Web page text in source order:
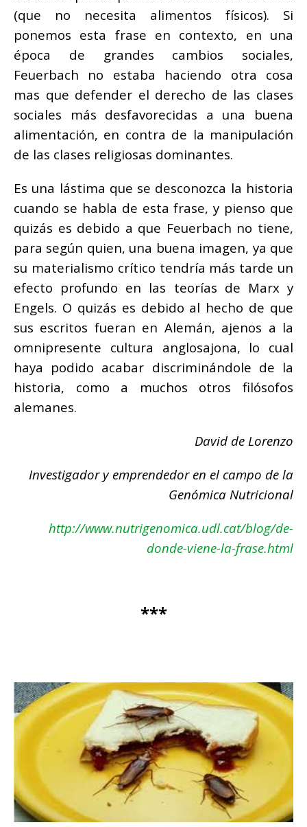
(que no necesita alimentos físicos). Si
ponemos esta frase en contexto, en una
época de grandes cambios sociales,
Feuerbach no estaba haciendo otra cosa
mas que defender el derecho de las clases
sociales más desfavorecidas a una buena
alimentación, en contra de la manipulación
de las clases religiosas dominantes.
Es una lástima que se desconozca la historia
cuando se habla de esta frase, y pienso que
quizás es debido a que Feuerbach no tiene,
para según quien, una buena imagen, ya que
su materialismo crítico tendría más tarde un
efecto profundo en las teorías de Marx y
Engels. O quizás es debido al hecho de que
sus escritos fueran en Alemán, ajenos a la
omnipresente cultura anglosajona, lo cual
haya podido acabar discriminándole de la
historia, como a muchos otros filósofos
alemanes.
David de Lorenzo
Investigador y emprendedor en el campo de la
Genómica Nutricional
http://www.nutrigenomica.udl.cat/blog/de-
donde-viene-la-frase.html
***